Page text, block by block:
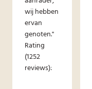
wij hebben
ervan
genoten."
Rating
(1252
reviews):